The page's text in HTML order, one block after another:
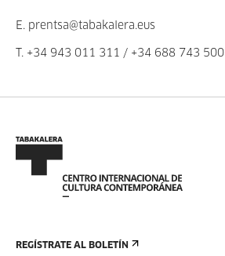
E. prentsa@tabakalera.eus
T. +34 943 011 311 / +34 688 743 500
REGÍSTRATE AL BOLETÍN